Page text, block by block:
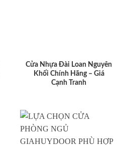
Cửa Nhựa Đài Loan Nguyên
Khối Chính Hãng – Giá
Cạnh Tranh